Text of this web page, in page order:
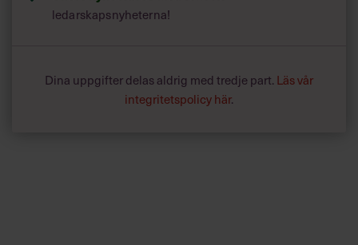
ledarskapsnyheterna!
Dina uppgifter delas aldrig med tredje part. Läs vår
integritetspolicy här.